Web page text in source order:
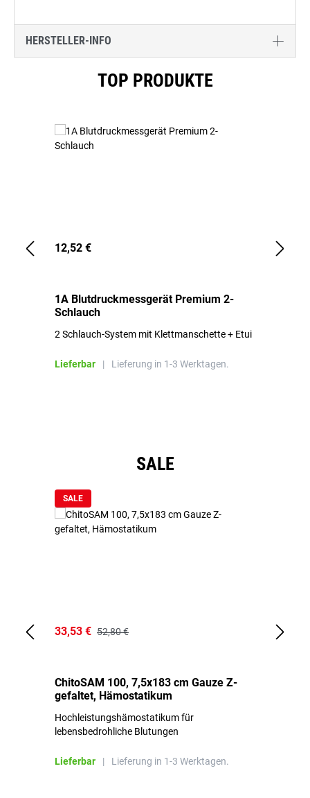
HERSTELLER-INFO
TOP PRODUKTE
12,52 €
1A Blutdruckmessgerät Premium 2-
Schlauch
2 Schlauch-System mit Klettmanschette + Etui
Lieferbar | Lieferung in 1-3 Werktagen.
SALE
SALE
33,53 € 52,80 €
ChitoSAM 100, 7,5x183 cm Gauze Z-
gefaltet, Hämostatikum
Hochleistungshämostatikum für
lebensbedrohliche Blutungen
Lieferbar | Lieferung in 1-3 Werktagen.